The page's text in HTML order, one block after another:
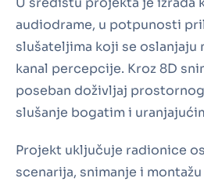
audiodrame, u potpunosti
slušateljima koji se oslanjaju
kanal percepcije. Kroz 8D
poseban doživljaj
slušanje bogatim i
Projekt uključuje radionice
scenarija, snimanje i